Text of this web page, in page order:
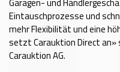
Eintauschprozesse und
mehr Flexibilität und eine
setzt Carauktion Direct an»
Carauktion AG.